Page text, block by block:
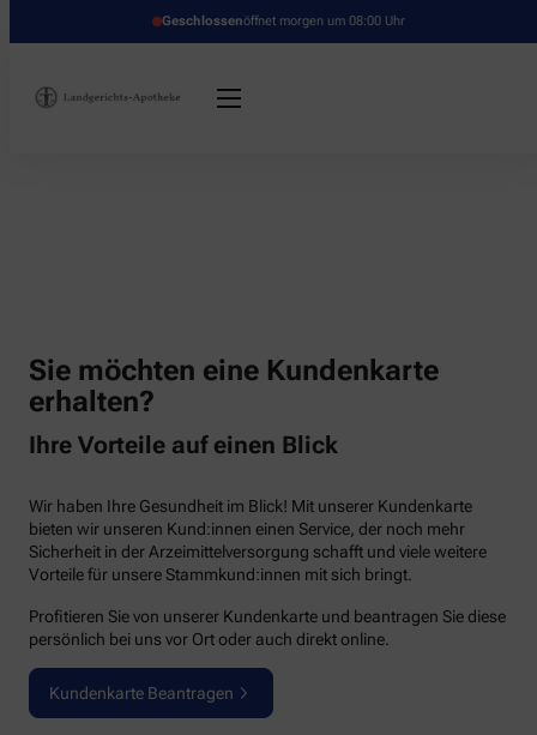
Geschlossenöffnet morgen um 08:00 Uhr
Sie möchten eine Kundenkarte
erhalten?
Ihre Vorteile auf einen Blick
Wir haben Ihre Gesundheit im Blick! Mit unserer Kundenkarte
bieten wir unseren Kund:innen einen Service, der noch mehr
Sicherheit in der Arzeimittelversorgung schafft und viele weitere
Vorteile für unsere Stammkund:innen mit sich bringt.
Profitieren Sie von unserer Kundenkarte und beantragen Sie diese
persönlich bei uns vor Ort oder auch direkt online.
Kundenkarte Beantragen